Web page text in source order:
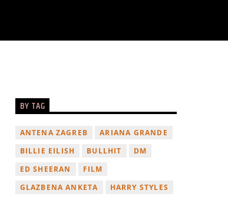
BY TAG
ANTENA ZAGREB
ARIANA GRANDE
BILLIE EILISH
BULLHIT
DM
ED SHEERAN
FILM
GLAZBENA ANKETA
HARRY STYLES